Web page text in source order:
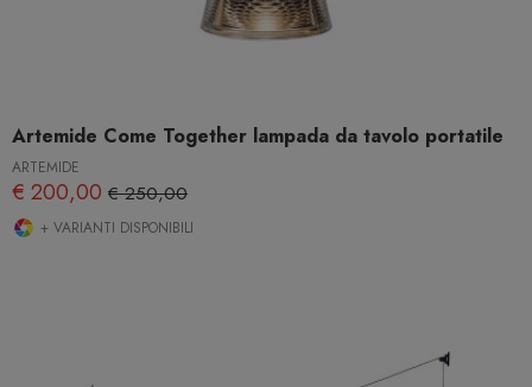
Artemide Come Together lampada da tavolo portatile
ARTEMIDE
€ 200,00 € 250,00
+ VARIANTI DISPONIBILI